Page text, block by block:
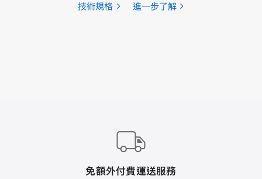
技術規格 進一步了解
免額外付費運送服務